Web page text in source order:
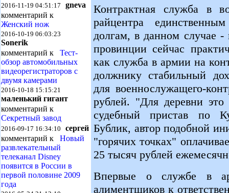
2016-11-19 04:51:17 gneva
комментарий к
Женский нож
2016-10-19 06:03:23
Sonerik
комментарий к Тест-
обзор автомобильных
видеорегистраторов с
двумя камерами
2016-10-18 15:15:21
маленький гигант
комментарий к
Секретный завод
2016-09-17 16:34:10 сергей
комментарий к Новый
развлекательный
телеканал Disney
появится в России в
первой половине 2009
года
Контрактная служба в
райцентра
долгам, в данном случае
провинции сейчас
как служба в армии на
должнику стабильный
для военнослужащего-
рублей. "Для деревни
судебный пристав по
Бублик, автор подобной
"горячих точках"
25 тысяч рублей
Впервые о службе в
алиментщиков к